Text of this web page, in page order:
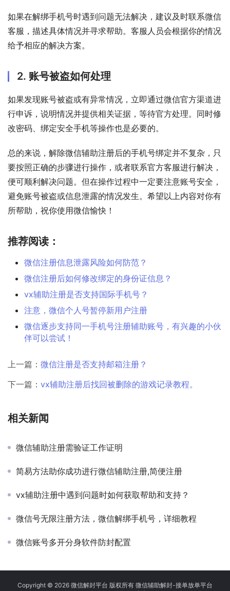
如果在解绑手机号时遇到问题无法解决，建议及时联系微信
客服，描述具体情况并寻求帮助。客服人员会根据你的情况
给予相应的解决方案。
2. 账号被盗如何处理
如果发现账号被盗或有异常情况，立即通过微信官方渠道进
行申诉，说明情况并提供相关证据，等待官方处理。同时修
改密码、绑定安全手机等操作也是必要的。
总的来说，解除微信辅助注册后的手机号绑定并不复杂，只
要按照正确的步骤进行操作，或者联系官方客服进行解决，
便可顺利解决问题。但在操作过程中一定要注意账号安全，
避免账号被盗或信息泄露的情况发生。希望以上内容对你有
所帮助，祝你使用微信愉快！
推荐阅读：
微信注册信息泄露风险如何防范？
微信注册后如何修改绑定的身份证信息？
vx辅助注册是否支持国际手机号？
注意，微信个人号暂停新用户注册
微信逐步支持同一手机号注册辅助账号，有兴趣的小伙
伴可以尝试！
上一篇： 微信注册是否支持邮箱注册？
下一篇： vx辅助注册后找回被删除的游戏记录教程。
相关新闻
微信辅助注册需验证工作证明
简易方法助你成功进行微信辅助注册,简便注册
vx辅助注册中遇到问题时如何获取帮助和支持？
微信号无限注册方法，微信解绑手机号，详细教程
微信账号多开分身软件防封配置
Copyright © 2026 微信解封平台 版权所有 微信辅助解封-接单放单平台